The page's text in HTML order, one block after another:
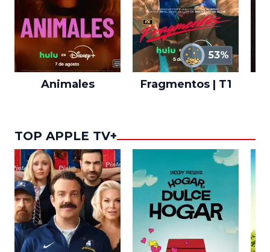
Animales
53%
Fragmentos | T1
TOP APPLE TV+